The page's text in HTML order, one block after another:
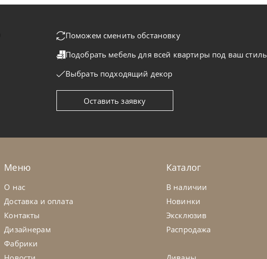
Поможем сменить обстановку
Подобрать мебель для всей квартиры под ваш стиль
Выбрать подходящий декор
Оставить заявку
Меню
О нас
Доставка и оплата
Контакты
Дизайнерам
Фабрики
Каталог
В наличии
Новинки
Эксклюзив
Распродажа